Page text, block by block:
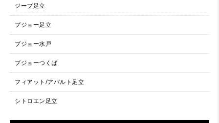
ジープ足立
プジョー足立
プジョー水戸
プジョーつくば
フィアット/アバルト足立
シトロエン足立